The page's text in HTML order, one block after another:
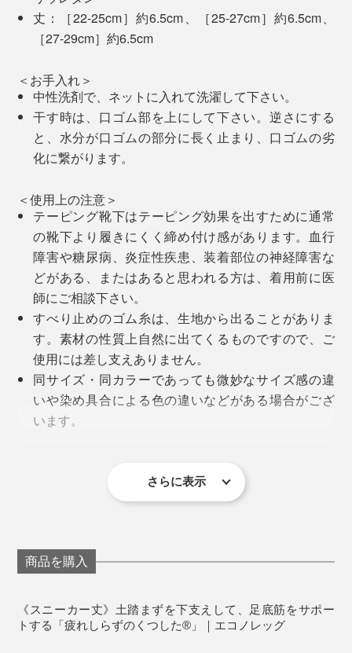
スのような固さはありません。
で、足裏のアーチを支え、動きのロスをなくし、安定し
た姿勢をキープ。足の筋肉が効率的に動くことで、“疲
れしらず”を実現しています。
写真左からイエロー、グレー、オフホワイト、ブラック
足裏にはロゴ、足の甲には左右の目印として「L」と
「R」が配色で編み込まれ、おしゃれ心をくすぐられま
す。
家の中で履くのもおすすめ。この靴下を履くと、ちょっ
グの足当たりも柔らか。すべりにくいのもいい。
一度これを体感すると、他のものが履けなくなる人が多
いというのも納得です！
丈：［22-25cm］約6.5cm、［25-27cm］約6.5cm、
［27-29cm］約6.5cm
＜お手入れ＞
中性洗剤で、ネットに入れて洗濯して下さい。
干す時は、口ゴム部を上にして下さい。逆さにする
と、水分が口ゴムの部分に長く止まり、口ゴムの劣
化に繋がります。
＜使用上の注意＞
テーピング靴下はテーピング効果を出すために通常
の靴下より履きにくく締め付け感があります。血行
障害や糖尿病、炎症性疾患、装着部位の神経障害な
どがある、またはあると思われる方は、着用前に医
師にご相談下さい。
すべり止めのゴム糸は、生地から出ることがありま
す。素材の性質上自然に出てくるものですので、ご
使用には差し支えありません。
同サイズ・同カラーであっても微妙なサイズ感の違
いや染め具合による色の違いなどがある場合がござ
います。
います。 サイズ等は着用や洗濯をしていただくとな
じんできます。
足の爪が伸びている、乾燥して足の角質が固くなっ
合、生地に穴が開くことがありますのでご注意くだ
さい。
さらに表示
商品を購入
《スニーカー丈》土踏まずを下支えして、足底筋をサポー
トする「疲れしらずのくつした®」｜エコノレッグ